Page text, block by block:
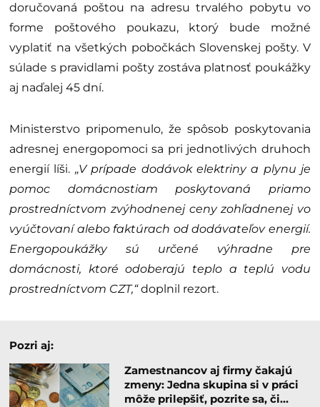
doručovaná poštou na adresu trvalého pobytu vo
forme poštového poukazu, ktorý bude možné
vyplatiť na všetkých pobočkách Slovenskej pošty. V
súlade s pravidlami pošty zostáva platnosť poukážky
aj naďalej 45 dní.
Ministerstvo pripomenulo, že spôsob poskytovania
adresnej energopomoci sa pri jednotlivých druhoch
energií líši. „V prípade dodávok elektriny a plynu je
pomoc domácnostiam poskytovaná priamo
prostredníctvom zvýhodnenej ceny zohľadnenej vo
vyúčtovaní alebo faktúrach od dodávateľov energií.
Energopoukážky sú určené výhradne pre
domácnosti, ktoré odoberajú teplo a teplú vodu
prostredníctvom CZT,“doplnil rezort.
Pozri aj:
Zamestnancov aj firmy čakajú
zmeny: Jedna skupina si v práci
môže prilepšiť, pozrite sa, či…